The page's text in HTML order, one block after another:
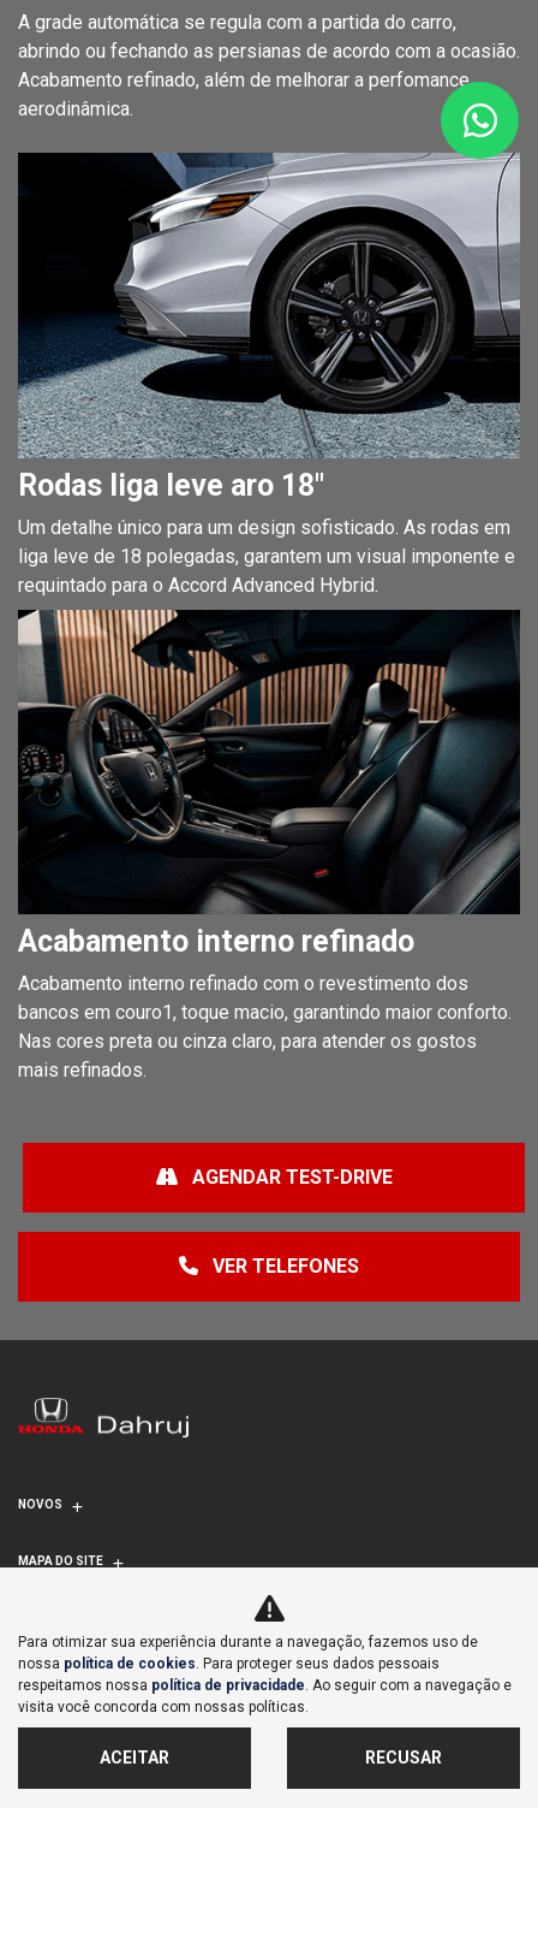
A grade automática se regula com a partida do carro,
abrindo ou fechando as persianas de acordo com a ocasião.
Acabamento refinado, além de melhorar a perfomance
aerodinâmica.
Rodas liga leve aro 18"
Um detalhe único para um design sofisticado. As rodas em
liga leve de 18 polegadas, garantem um visual imponente e
requintado para o Accord Advanced Hybrid.
Acabamento interno refinado
Acabamento interno refinado com o revestimento dos
bancos em couro1, toque macio, garantindo maior conforto.
Nas cores preta ou cinza claro, para atender os gostos
mais refinados.
VER TELEFONES
AGENDAR TEST-DRIVE
NOVOS
MAPA DO SITE
CMD AUTOMÓVEIS LTDA
CNPJ: 07.023.175/0004-06
Para otimizar sua experiência durante a navegação, fazemos uso de
nossa política de cookies. Para proteger seus dados pessoais
respeitamos nossa política de privacidade. Ao seguir com a navegação e
visita você concorda com nossas políticas.
ACEITAR RECUSAR